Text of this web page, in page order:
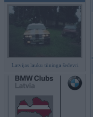
Latvijas lauku tūninga šedevri